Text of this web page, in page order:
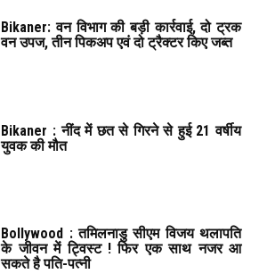
Bikaner: वन विभाग की बड़ी कार्रवाई, दो ट्रक
वन उपज, तीन पिकअप एवं दो ट्रैक्टर किए जब्त
Bikaner : नींद में छत से गिरने से हुई 21 वर्षीय
युवक की मौत
Bollywood : तमिलनाडु सीएम विजय थलापति
के जीवन में ट्विस्ट ! फिर एक साथ नजर आ
सकते है पति-पत्नी